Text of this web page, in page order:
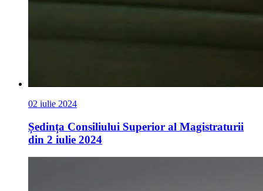
02 iulie 2024
Ședința Consiliului Superior al Magistraturii
din 2 iulie 2024